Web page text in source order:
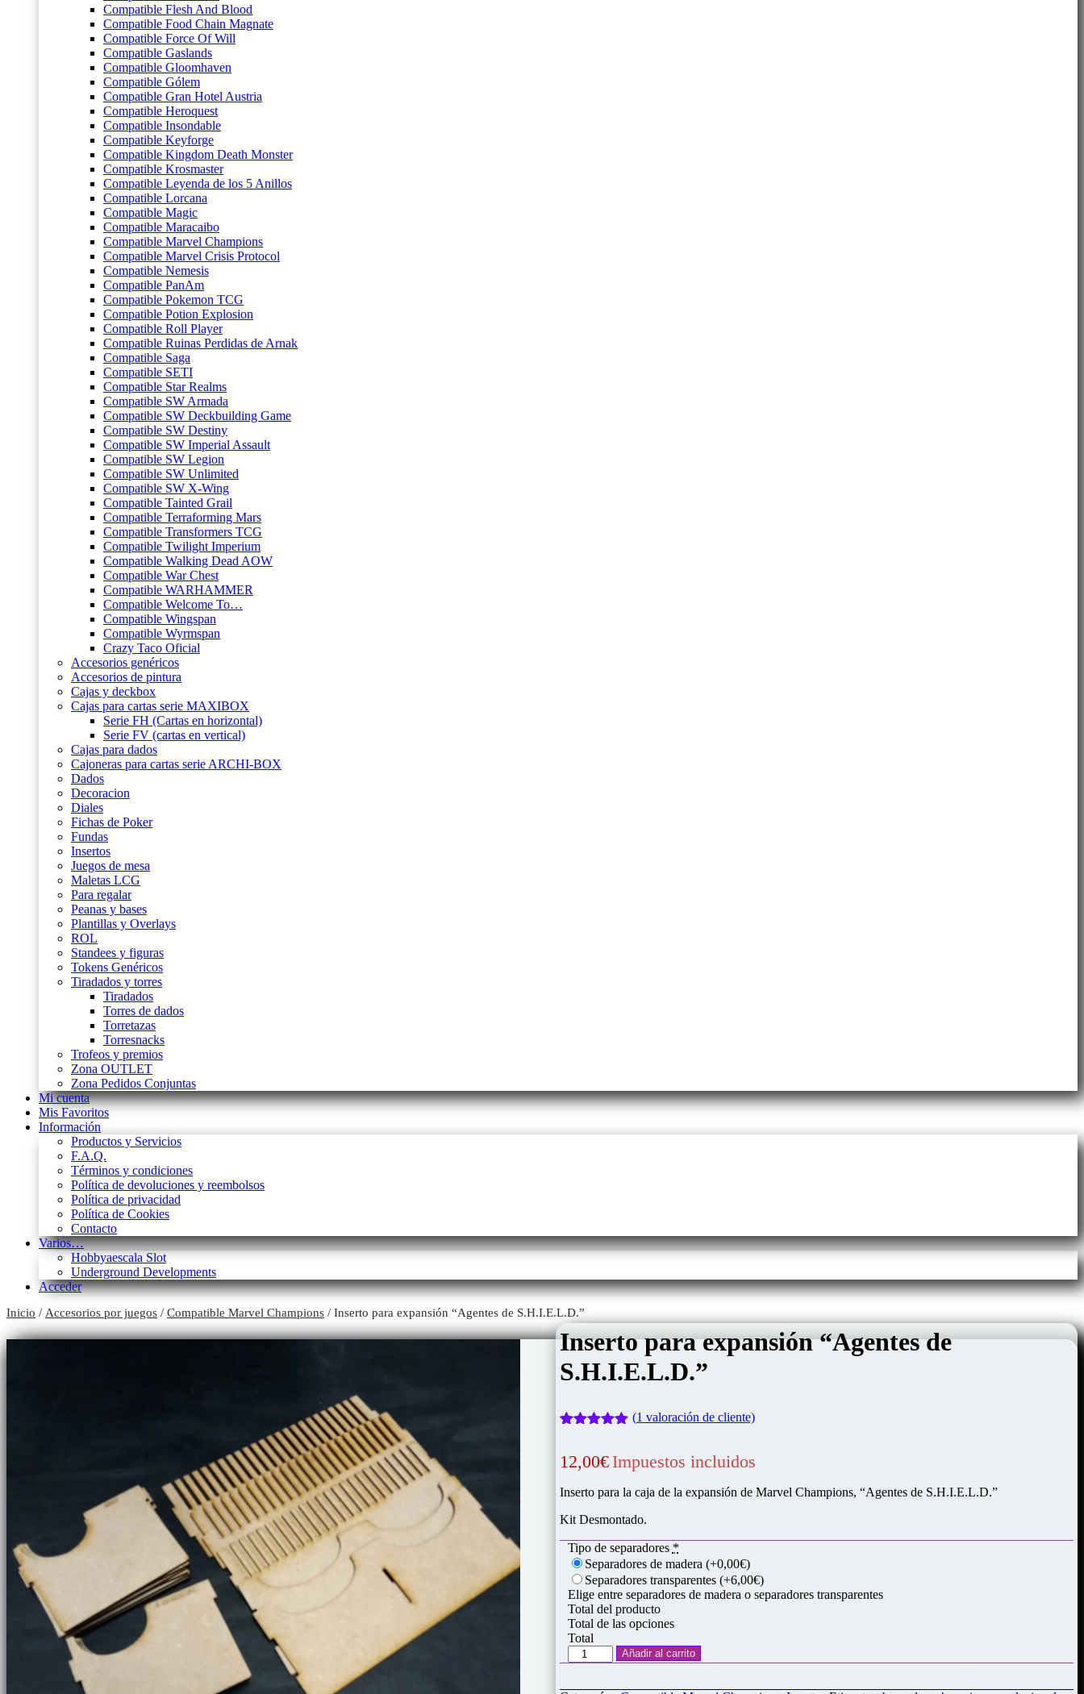
Compatible Flesh And Blood
Compatible Food Chain Magnate
Compatible Force Of Will
Compatible Gaslands
Compatible Gloomhaven
Compatible Gólem
Compatible Gran Hotel Austria
Compatible Heroquest
Compatible Insondable
Compatible Keyforge
Compatible Kingdom Death Monster
Compatible Krosmaster
Compatible Leyenda de los 5 Anillos
Compatible Lorcana
Compatible Magic
Compatible Maracaibo
Compatible Marvel Champions
Compatible Marvel Crisis Protocol
Compatible Nemesis
Compatible PanAm
Compatible Pokemon TCG
Compatible Potion Explosion
Compatible Roll Player
Compatible Ruinas Perdidas de Arnak
Compatible Saga
Compatible SETI
Compatible Star Realms
Compatible SW Armada
Compatible SW Deckbuilding Game
Compatible SW Destiny
Compatible SW Imperial Assault
Compatible SW Legion
Compatible SW Unlimited
Compatible SW X-Wing
Compatible Tainted Grail
Compatible Terraforming Mars
Compatible Transformers TCG
Compatible Twilight Imperium
Compatible Walking Dead AOW
Compatible War Chest
Compatible WARHAMMER
Compatible Welcome To…
Compatible Wingspan
Compatible Wyrmspan
Crazy Taco Oficial
Accesorios genéricos
Accesorios de pintura
Cajas y deckbox
Cajas para cartas serie MAXIBOX
Serie FH (Cartas en horizontal)
Serie FV (cartas en vertical)
Cajas para dados
Cajoneras para cartas serie ARCHI-BOX
Dados
Decoracion
Diales
Fichas de Poker
Fundas
Insertos
Juegos de mesa
Maletas LCG
Para regalar
Peanas y bases
Plantillas y Overlays
ROL
Standees y figuras
Tokens Genéricos
Tiradados y torres
Tiradados
Torres de dados
Torretazas
Torresnacks
Trofeos y premios
Zona OUTLET
Zona Pedidos Conjuntas
Mi cuenta
Mis Favoritos
Información
Productos y Servicios
F.A.Q.
Términos y condiciones
Política de devoluciones y reembolsos
Política de privacidad
Política de Cookies
Contacto
Varios…
Hobbyaescala Slot
Underground Developments
Acceder
Inicio / Accesorios por juegos / Compatible Marvel Champions / Inserto para expansión “Agentes de S.H.I.E.L.D.”
Inserto para expansión “Agentes de
S.H.I.E.L.D.”
5 en base
de un
(1 valoración de cliente)
12,00€ Impuestos incluidos
Inserto para la caja de la expansión de Marvel Champions, “Agentes de S.H.I.E.L.D.”
Kit Desmontado.
Tipo de separadores *
Separadores de madera (+0,00€)
Separadores transparentes (+6,00€)
Elige entre separadores de madera o separadores transparentes
Total del producto
Total de las opciones
Total
Inserto
para
Añadir al carrito